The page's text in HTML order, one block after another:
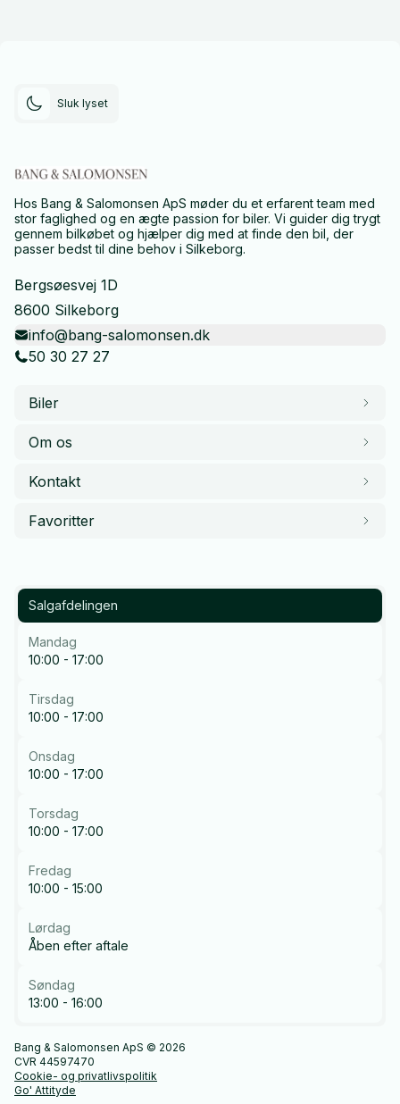
Sluk lyset
Hos Bang & Salomonsen ApS møder du et erfarent team med
stor faglighed og en ægte passion for biler. Vi guider dig trygt
gennem bilkøbet og hjælper dig med at finde den bil, der
passer bedst til dine behov i Silkeborg.
Bergsøesvej 1D
8600 Silkeborg
info@bang-salomonsen.dk
50 30 27 27
Biler
Om os
Kontakt
Favoritter
Salgafdelingen
Mandag
10:00 - 17:00
Tirsdag
10:00 - 17:00
Onsdag
10:00 - 17:00
Torsdag
10:00 - 17:00
Fredag
10:00 - 15:00
Lørdag
Åben efter aftale
Søndag
13:00 - 16:00
Bang & Salomonsen ApS © 2026
CVR 44597470
Cookie- og privatlivspolitik
Go' Attityde